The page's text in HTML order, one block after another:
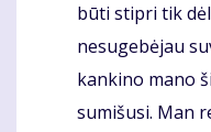
būti stipri tik
nesugebėjau
kankino mano
sumišusi. Man